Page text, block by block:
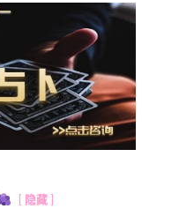
隐藏